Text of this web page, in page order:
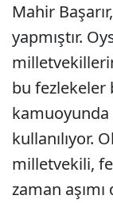
Mahir
yapmıştır.
bu fezlekeler
kamuoyunda
kullanılıyor.
milletvekili,
zaman